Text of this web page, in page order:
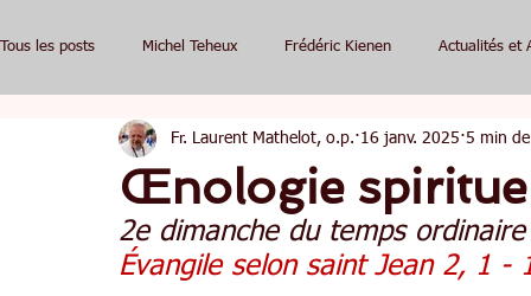
Tous les posts Michel Teheux Frédéric Kienen Actualités et
Œnologie
Fr. Laurent Mathelot, o.p. 16 janv. 2025 5 min
2e dimanche du temps
Évangile selon saint Jean 2, 1 -